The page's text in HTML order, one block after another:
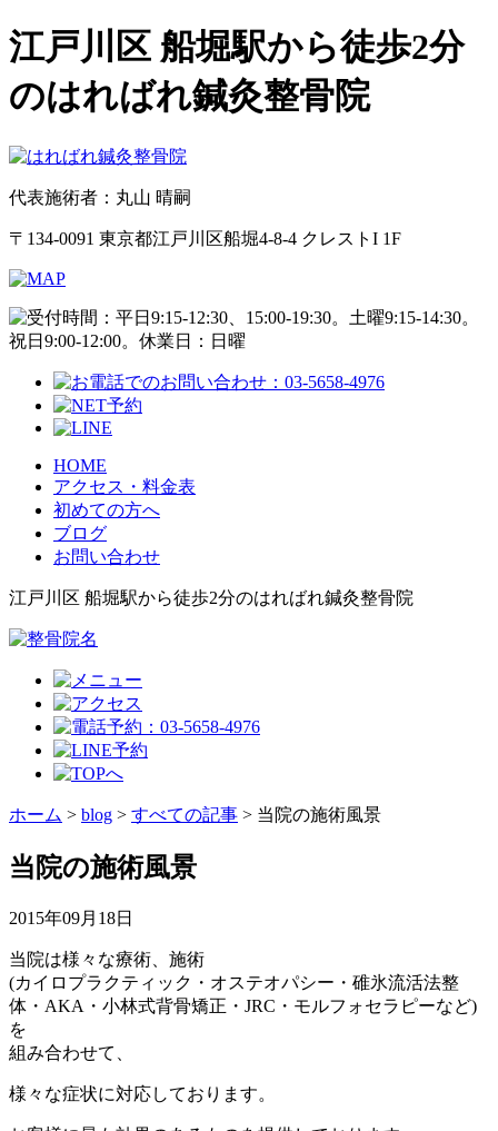
江戸川区 船堀駅から徒歩2分
のはればれ鍼灸整骨院
代表施術者：丸山 晴嗣
〒134-0091 東京都江戸川区船堀4-8-4 クレストI 1F
HOME
アクセス・料金表
初めての方へ
ブログ
お問い合わせ
江戸川区 船堀駅から徒歩2分のはればれ鍼灸整骨院
ホーム > blog > すべての記事 > 当院の施術風景
当院の施術風景
2015年09月18日
当院は様々な療術、施術
(カイロプラクティック・オステオパシー・碓氷流活法整
体・AKA・小林式背骨矯正・JRC・モルフォセラピーなど)
を
組み合わせて、
様々な症状に対応しております。